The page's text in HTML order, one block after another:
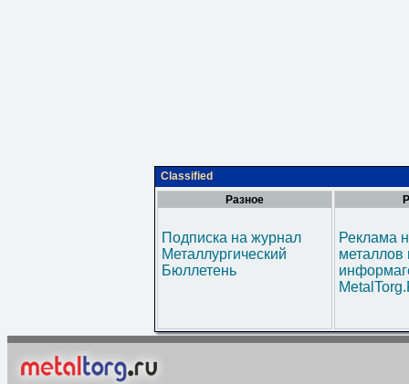
Classified
Разное
Подписка на журнал
Металлургический
Бюллетень
Реклама
металлов